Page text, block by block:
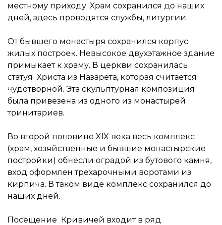
местному приходу. Храм сохранился до наших
дней, здесь проводятся службы, литургии.
От бывшего монастыря сохранился корпус
жилых построек. Невысокое двухэтажное здание
примыкает к храму. В церкви сохранилась
статуя Христа из Назарета, которая считается
чудотворной. Эта скульптурная композиция
была привезена из одного из монастырей
тринитариев.
Во второй половине XIX века весь комплекс
(храм, хозяйственные и бывшие монастырские
постройки) обнесли оградой из бутового камня,
вход оформлен трехарочными воротами из
кирпича. В таком виде комплекс сохранился до
наших дней.
Посещение Кривичей входит в ряд